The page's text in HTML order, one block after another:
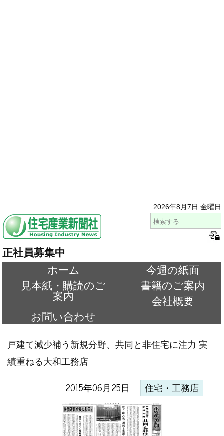
2026年8月7日 金曜日
正社員募集中
ホーム
今週の紙面
見本紙・購読のご
案内
書籍のご案内
会社概要
お問い合わせ
戸建て減少補う新規分野、共同と非住宅に注力 実
績重ねる大和工務店
2015年06月25日 住宅・工務店